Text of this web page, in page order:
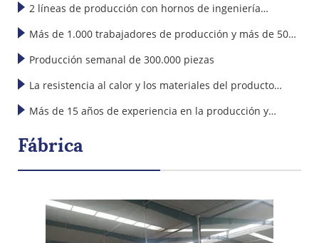
de todo tipo de artículos cerámicos de alta calidad,
incluyendo principalmente platos, cuencos, tazas, vasos,
etc. Nuestros productos cerámicos se venden con éxito en
2 líneas de producción con hornos de ingeniería
mecánica
Más de 1.000 trabajadores de producción y más de 50
técnicos y diseñadores de I+D
Producción semanal de 300.000 piezas
La resistencia al calor y los materiales del producto
superan ampliamente los estándares internacionales
Más de 15 años de experiencia en la producción y
exportación de productos cerámicos
Fábrica